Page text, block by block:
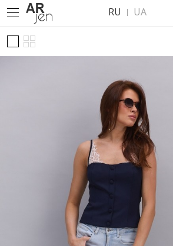
RU UA